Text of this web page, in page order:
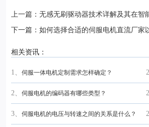
上一篇：无感无刷驱动器技术详解及其在智
下一篇：如何选择合适的伺服电机直流厂家
相关资讯：
1、 伺服一体电机定制需求怎样确定？
2、 伺服电机的编码器有哪些类型？
3、 伺服电机的电压与转速之间的关系是什么？